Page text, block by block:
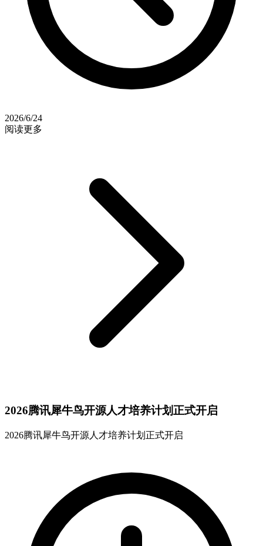
2026/6/24
阅读更多
2026腾讯犀牛鸟开源人才培养计划正式开启
2026腾讯犀牛鸟开源人才培养计划正式开启